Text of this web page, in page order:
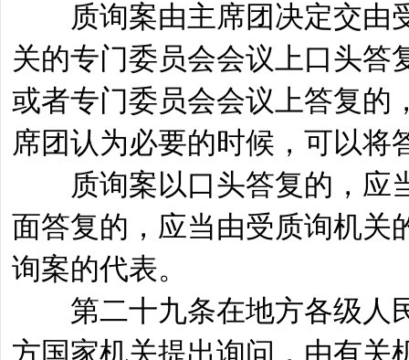
质询案由主席团决定交由受
关的专门委员会会议上口头答
或者专门委员会会议上答复的
席团认为必要的时候，可以将
质询案以口头答复的，应当
面答复的，应当由受质询机关
询案的代表。
第二十九条在地方各级人民
方国家机关提出询问，由有关